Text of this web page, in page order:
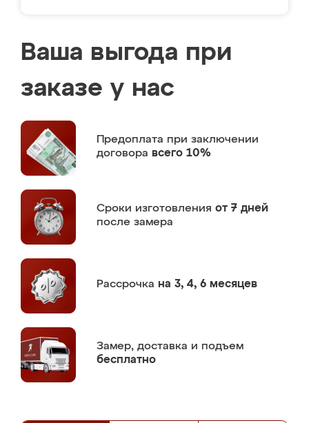
Ваша выгода при
заказе у нас
Предоплата при заключении
договора всего 10%
Сроки изготовления от 7 дней
после замера
Рассрочка на 3, 4, 6 месяцев
Замер, доставка и подъем
бесплатно